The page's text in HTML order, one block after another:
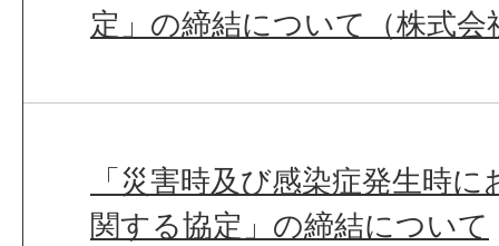
定」の締結について（株式会
「災害時及び感染症発生時
関する協定」の締結について